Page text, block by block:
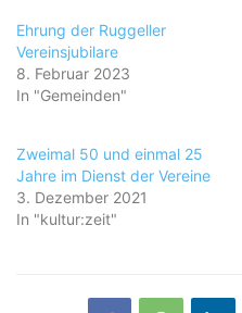
Ehrung der Ruggeller
Vereinsjubilare
8. Februar 2023
In "Gemeinden"
Zweimal 50 und einmal 25
Jahre im Dienst der Vereine
3. Dezember 2021
In "kultur:zeit"